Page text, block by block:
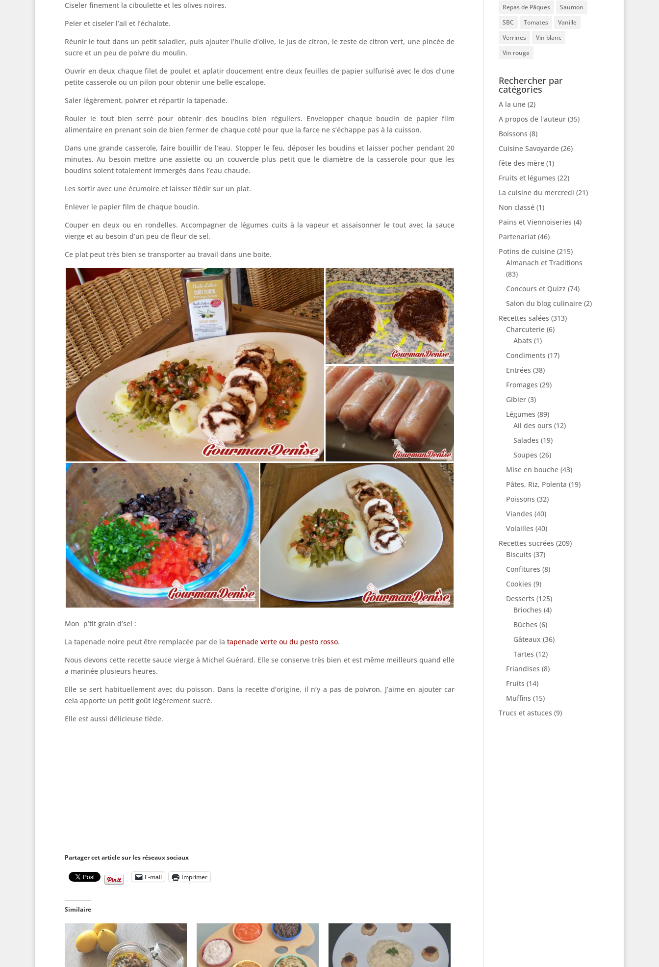
Ciseler finement la ciboulette et les olives noires.
Peler et ciseler l’ail et l’échalote.
Réunir le tout dans un petit saladier, puis ajouter l’huile d’olive, le jus de citron, le zeste de citron vert, une pincée de
sucre et un peu de poivre du moulin.
Ouvrir en deux chaque filet de poulet et aplatir doucement entre deux feuilles de papier sulfurisé avec le dos d’une
petite casserole ou un pilon pour obtenir une belle escalope.
Saler légèrement, poivrer et répartir la tapenade.
Rouler le tout bien serré pour obtenir des boudins bien réguliers. Envelopper chaque boudin de papier film
alimentaire en prenant soin de bien fermer de chaque coté pour que la farce ne s’échappe pas à la cuisson.
Dans une grande casserole, faire bouillir de l’eau. Stopper le feu, déposer les boudins et laisser pocher pendant 20
minutes. Au besoin mettre une assiette ou un couvercle plus petit que le diamètre de la casserole pour que les
boudins soient totalement immergés dans l’eau chaude.
Les sortir avec une écumoire et laisser tiédir sur un plat.
Enlever le papier film de chaque boudin.
Couper en deux ou en rondelles. Accompagner de légumes cuits à la vapeur et assaisonner le tout avec la sauce
vierge et au besoin d’un peu de fleur de sel.
Ce plat peut très bien se transporter au travail dans une boite.
Mon p’tit grain d’sel :
La tapenade noire peut être remplacée par de la tapenade verte ou du pesto rosso.
Nous devons cette recette sauce vierge à Michel Guérard. Elle se conserve très bien et est même meilleurs quand elle
a marinée plusieurs heures.
Elle se sert habituellement avec du poisson. Dans la recette d’origine, il n’y a pas de poivron. J’aime en ajouter car
cela apporte un petit goût légèrement sucré.
Elle est aussi délicieuse tiède.
Partager cet article sur les réseaux sociaux
E-mail Imprimer
Similaire
Repas de Pâques
Saumon
SBC
Tomates
Vanille
Verrines
Vin blanc
Vin rouge
Rechercher par
catégories
A la une(2)
A propos de l'auteur(35)
Boissons (8)
Cuisine Savoyarde(26)
fête des mère(1)
Fruits et légumes (22)
La cuisine du mercredi (21)
Non classé(1)
Pains et Viennoiseries (4)
Partenariat(46)
Potins de cuisine(215)
Almanach et Traditions
(83)
Concours et Quizz (74)
Salon du blog culinaire(2)
Recettes salées (313)
Charcuterie(6)
Abats (1)
Condiments (17)
Entrées (38)
Fromages (29)
Gibier(3)
Légumes (89)
Ail des ours (12)
Salades (19)
Soupes (26)
Mise en bouche(43)
Pâtes, Riz, Polenta (19)
Poissons (32)
Viandes (40)
Volailles (40)
Recettes sucrées (209)
Biscuits (37)
Confitures (8)
Cookies (9)
Desserts (125)
Brioches (4)
Bûches (6)
Gâteaux (36)
Tartes (12)
Friandises (8)
Fruits (14)
Muffins (15)
Trucs et astuces (9)